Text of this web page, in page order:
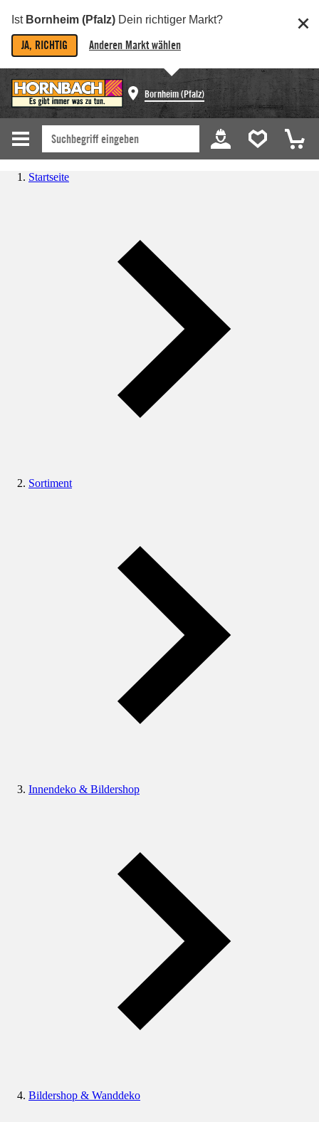
Ist Bornheim (Pfalz) Dein richtiger Markt?
JA, RICHTIG Anderen Markt wählen
Bornheim (Pfalz)
Startseite
Sortiment
Innendeko & Bildershop
Bildershop & Wanddeko